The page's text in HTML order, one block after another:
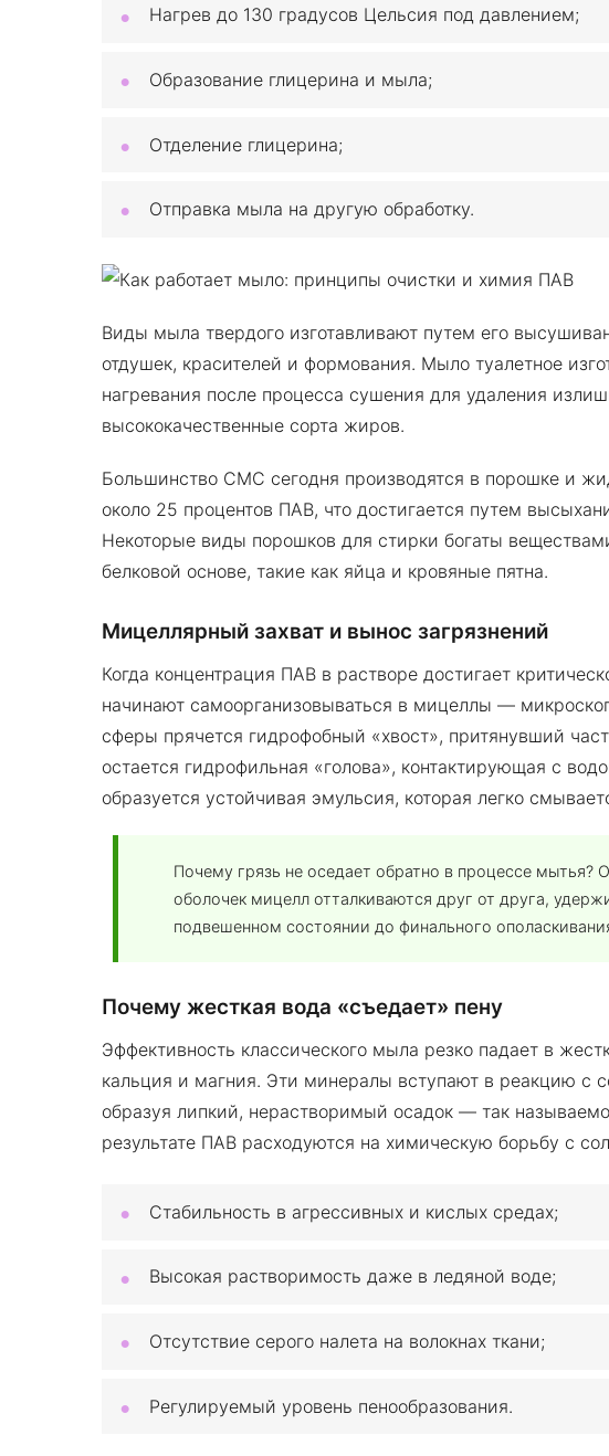
Нагрев до 130 градусов Цельсия под давлением;
Образование глицерина и мыла;
Отделение глицерина;
Отправка мыла на другую обработку.
Виды мыла твердого изготавливают путем его
отдушек, красителей и формования. Мыло туалетное
нагревания после процесса сушения для удаления
высококачественные сорта жиров.
Большинство СМС сегодня производятся в порошке и
около 25 процентов ПАВ, что достигается путем
Некоторые виды порошков для стирки богаты
белковой основе, такие как яйца и кровяные пятна.
Мицеллярный захват и вынос загрязнений
Когда концентрация ПАВ в растворе достигает
начинают самоорганизовываться в мицеллы —
сферы прячется гидрофобный «хвост», притянувший
остается гидрофильная «голова», контактирующая с
образуется устойчивая эмульсия, которая легко
Почему грязь не оседает обратно в процессе мытья?
оболочек мицелл отталкиваются друг от друга,
подвешенном состоянии до финального
Почему жесткая вода «съедает» пену
Эффективность классического мыла резко падает в
кальция и магния. Эти минералы вступают в реакцию с
образуя липкий, нерастворимый осадок — так
результате ПАВ расходуются на химическую борьбу с
Стабильность в агрессивных и кислых средах;
Высокая растворимость даже в ледяной воде;
Отсутствие серого налета на волокнах ткани;
Регулируемый уровень пенообразования.